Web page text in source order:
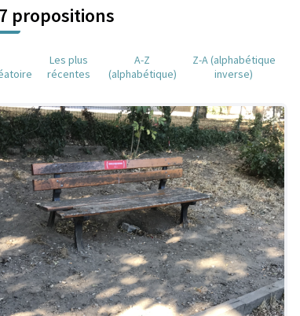
propositions
Les plus
récentes
A-Z
(alphabétique)
Z-A (alphabétique
inverse)